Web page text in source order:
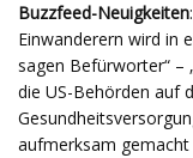
Buzzfeed-Neuigkeiten
Einwanderern wird in
sagen Befürworter“ –
die US-Behörden auf
aufmerksam